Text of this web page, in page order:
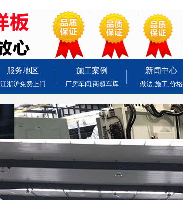
服务地区
江浙沪免费上门
施工案例
厂房车间,商超车库
新闻中心
做法,施工,价格